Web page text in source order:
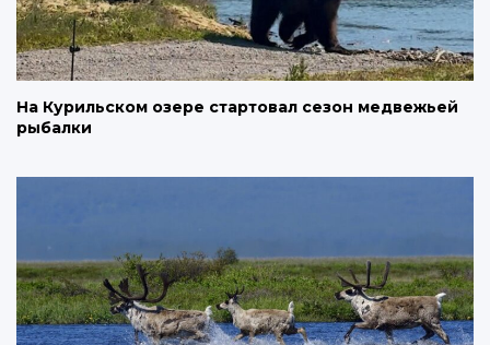
На Курильском озере стартовал сезон медвежьей
рыбалки